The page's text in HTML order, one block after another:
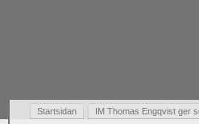
Startsidan IM Thomas Engqvist ger